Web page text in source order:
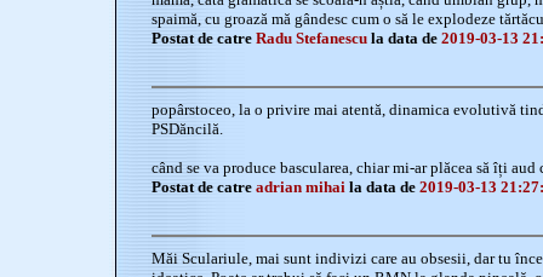
spaimă, cu groază mă gândesc cum o să le explodeze
Postat de catre Radu Stefanescu la data de 2019-03-13
popârstoceo, la o privire mai atentă, dinamica evolutivă
PSDăncilă.
când se va produce bascularea, chiar mi-ar plăcea să îți aud
Postat de catre adrian mihai la data de 2019-03-13
Măi Sculariule, mai sunt indivizi care au obsesii, dar tu